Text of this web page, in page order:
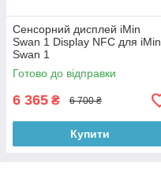
Сенсорний дисплей iMin
Swan 1 Display NFC для iMin
Swan 1
Готово до відправки
6 365 ₴ 6 700 ₴
Купити